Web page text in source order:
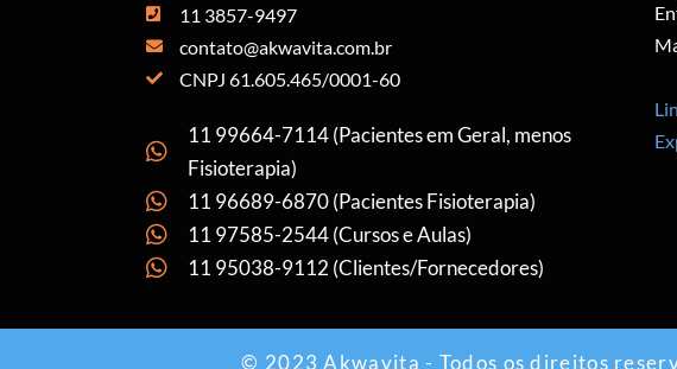
11 3857-9497
contato@akwavita.com.br
CNPJ 61.605.465/0001-60
11 99664-7114 (Pacientes em Geral, menos
Fisioterapia)
11 96689-6870 (Pacientes Fisioterapia)
11 97585-2544 (Cursos e Aulas)
11 95038-9112 (Clientes/Fornecedores)
© 2023 Akwavita - Todos os direitos